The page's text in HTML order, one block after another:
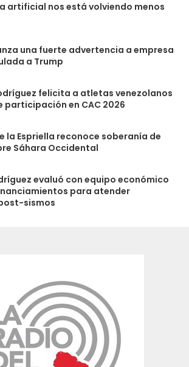
artificial nos está volviendo menos
una fuerte advertencia a empresa
a Trump
felicita a atletas venezolanos
participación en CAC 2026
la Espriella reconoce soberanía de
Sáhara Occidental
evaluó con equipo económico
para atender
sismos